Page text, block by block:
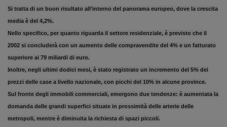
Si tratta di un buon risultato all’interno del panorama europeo, dove la crescita
media è del 4,2%.
Nello specifico, per quanto riguarda il settore residenziale, è previsto che il
2002 si concluderà con un aumento delle compravendite del 4% e un fatturato
superiore ai 79 miliardi di euro.
Inoltre, negli ultimi dodici mesi, è stato registrato un incremento del 5% dei
prezzi delle case a livello nazionale, con picchi del 10% in alcune province.
Sul fronte degli immobili commerciali, emergono due tendenze: è aumentata la
domanda delle grandi superfici situate in prossimità delle arterie delle
metropoli, mentre è diminuita la richiesta di spazi piccoli.